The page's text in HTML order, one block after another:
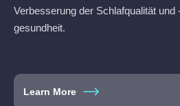
Verbesserung der Schlafqualität und
gesundheit.
Learn More